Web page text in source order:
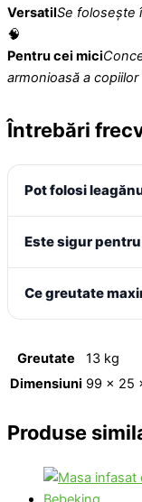
VersatilSe folosește
🧠
Pentru cei mici
armonioasă a copiilor
Întrebări
Pot folosi
Este sigur
Ce greutate
Greutate
13 kg
Dimensiuni 99 × 25
Produse